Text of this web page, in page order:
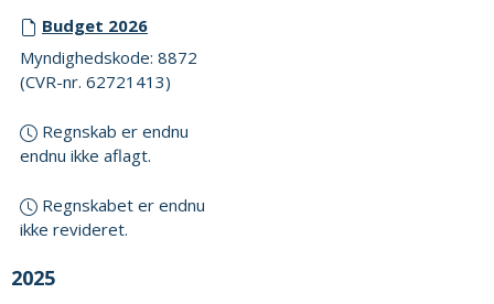
Budget 2026
Myndighedskode: 8872
(CVR-nr. 62721413)
Regnskab er endnu
endnu ikke aflagt.
Regnskabet er endnu
ikke revideret.
2025